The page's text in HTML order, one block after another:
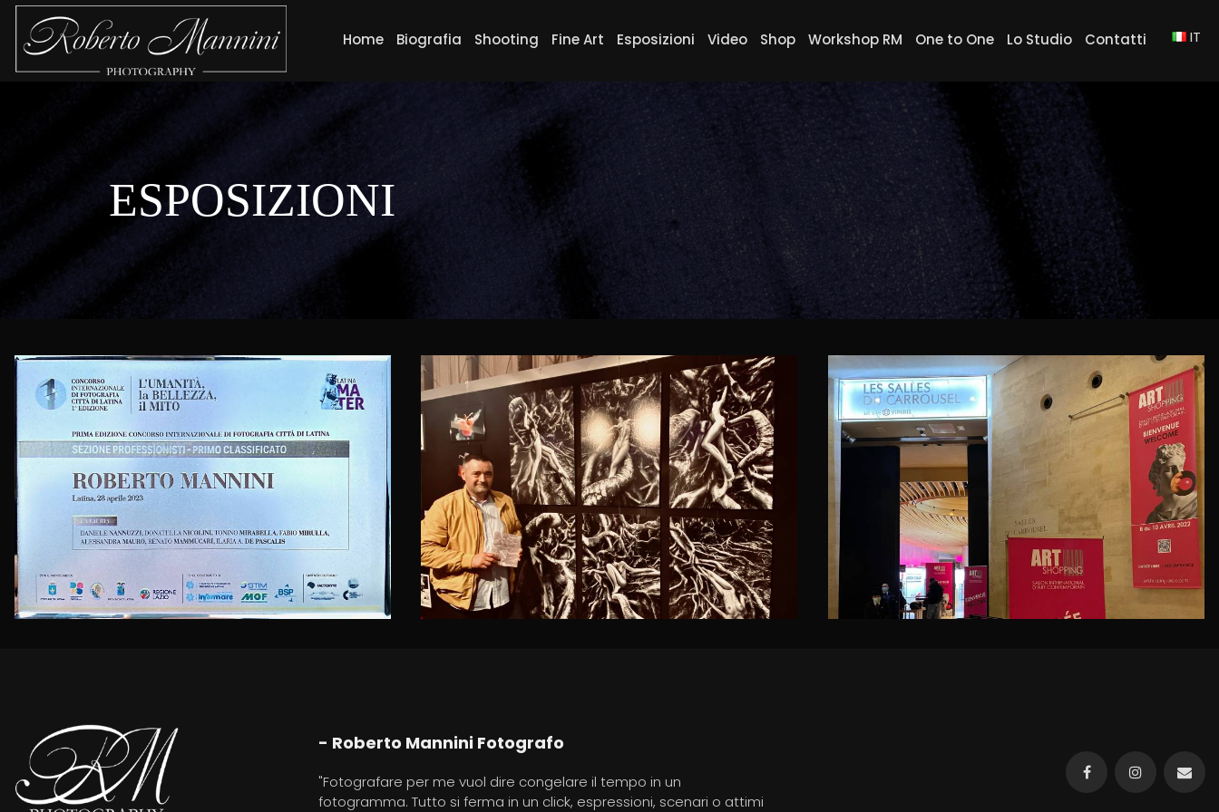
IT
Home Biografia Shooting Fine Art Esposizioni Video Shop Workshop RM One to One Lo Studio Contatti
ESPOSIZIONI
Premio Internazionale
Fotografia
Amsterdam EuropArt 2022 Carrousel du Louvre
- Roberto Mannini Fotografo
"Fotografare per me vuol dire congelare il tempo in un
fotogramma. Tutto si ferma in un click, espressioni, scenari o attimi